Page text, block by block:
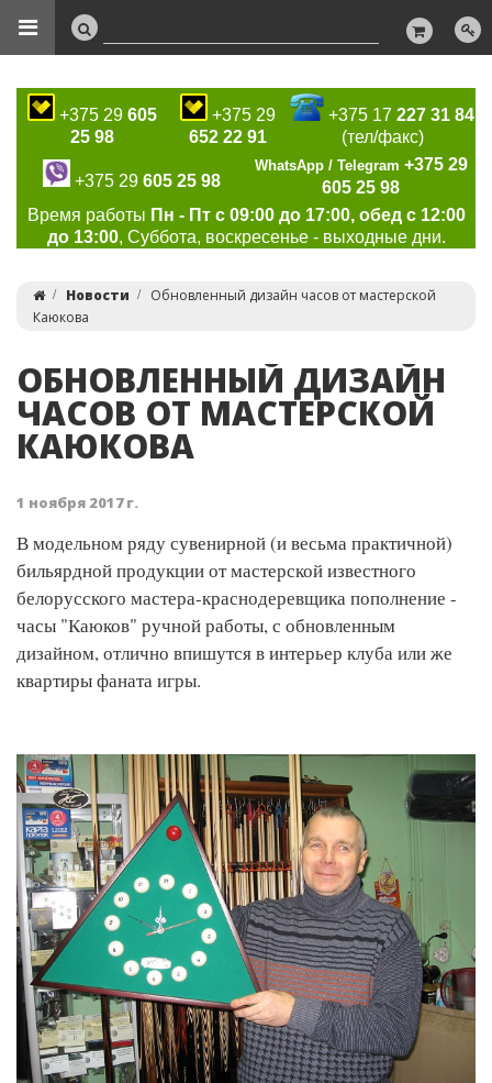
+375 29 605
25 98
+375 29
652 22 91
+375 17227 31 84
(тел/факс)
+375 29 605 25 98
WhatsApp / Telegram +375 29
605 25 98
Время работы Пн - Пт с 09:00 до 17:00, обед с 12:00
до 13:00, Суббота, воскресенье - выходные дни.
Новости
Обновленный дизайн часов от мастерской
Каюкова
ОБНОВЛЕННЫЙ ДИЗАЙН
ЧАСОВ ОТ МАСТЕРСКОЙ
КАЮКОВА
1 ноября 2017 г.
В модельном ряду сувенирной (и весьма практичной)
бильярдной продукции от мастерской известного
белорусского мастера-краснодеревщика пополнение -
часы "Каюков" ручной работы, с обновленным
дизайном, отлично впишутся в интерьер клуба или же
квартиры фаната игры.